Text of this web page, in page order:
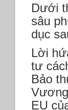
Dưới
sâu
dục
Lời
tư
Bảo
EU